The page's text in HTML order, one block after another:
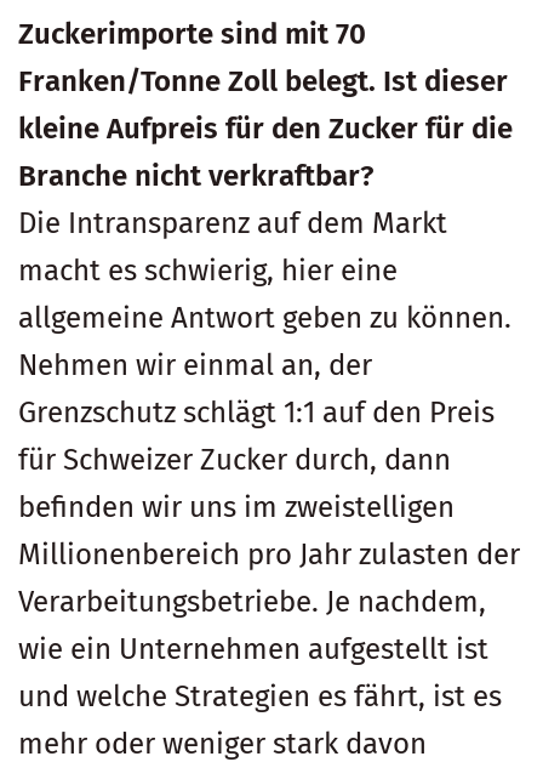
Zuckerimporte sind mit 70
Franken/Tonne Zoll belegt. Ist dieser
kleine Aufpreis für den Zucker für die
Branche nicht verkraftbar?
Die Intransparenz auf dem Markt
macht es schwierig, hier eine
allgemeine Antwort geben zu können.
Nehmen wir einmal an, der
Grenzschutz schlägt 1:1 auf den Preis
für Schweizer Zucker durch, dann
befinden wir uns im zweistelligen
Millionenbereich pro Jahr zulasten der
Verarbeitungsbetriebe. Je nachdem,
wie ein Unternehmen aufgestellt ist
und welche Strategien es fährt, ist es
mehr oder weniger stark davon